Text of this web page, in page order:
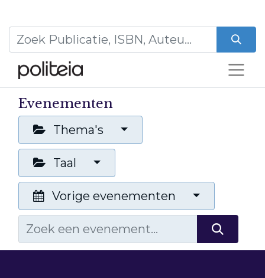
Evenementen
Thema's
Taal
Vorige evenementen